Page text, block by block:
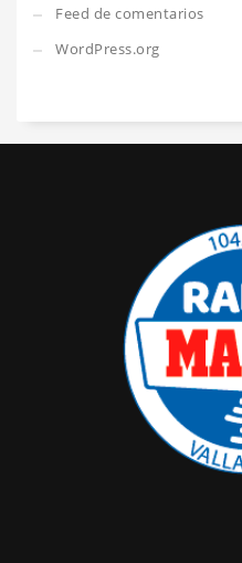
Feed de comentarios
WordPress.org